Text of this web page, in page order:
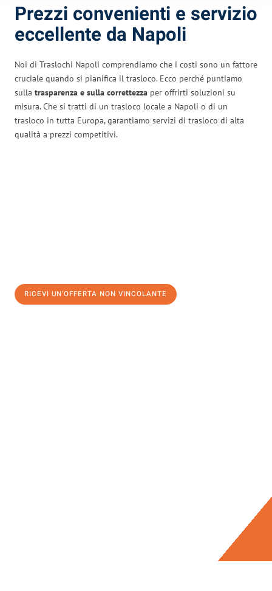
Prezzi convenienti e servizio
eccellente da Napoli
Noi di Traslochi Napoli comprendiamo che i costi sono un fattore
cruciale quando si pianifica il trasloco. Ecco perché puntiamo
sulla trasparenza e sulla correttezza per offrirti soluzioni su
misura. Che si tratti di un trasloco locale a Napoli o di un
trasloco in tutta Europa, garantiamo servizi di trasloco di alta
qualità a prezzi competitivi.
RICEVI UN'OFFERTA NON VINCOLANTE